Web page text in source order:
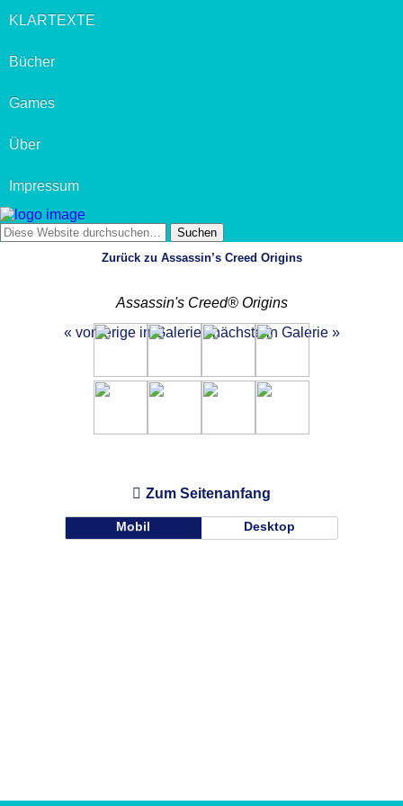
KLARTEXTE
Bücher
Games
Über
Impressum
Zurück zu Assassin’s Creed Origins
Assassin's Creed® Origins
« vorherige in Galerie
nächste in Galerie »
Zum Seitenanfang
Mobil Desktop